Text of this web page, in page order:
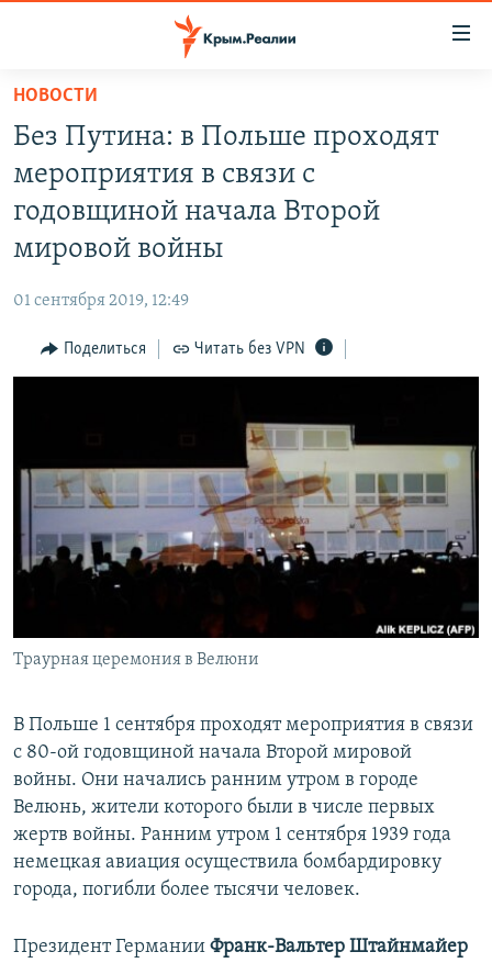
Вернуться
основному
содержанию
Вернутся
главной
Вернутся
поиску
СПЕЦПРОЕКТЫ
КАРТА ВОЕННЫХ ОБЪЕКТОВ КРЫМА
ВОДА
ИНТЕРАКТИВ
ИНФОГРАФИКА
ПРОПАВШИЕ БЕЗ ВЕСТИ
ПОБЕДИТЕЛЕЙ НЕ СУДЯТ?
КРЫМ.НЕПОКОРЕННЫЙ
УКРАИНСКАЯ ПРОБЛЕМА КРЫМА
РАДІО СВОБОДА
КАК ОБОЙТИ БЛОКИРОВКУ
ПРИСОЕДИНЯЙТЕСЬ!
Все сайты RFE/RL
НОВОСТИ
Без Путина: в Польше проходят
мероприятия в связи с
годовщиной начала Второй
мировой войны
01 сентября 2019, 12:49
Поделиться Читать без VPN
Траурная церемония в Велюни
В Польше 1 сентября проходят мероприятия в связи
с 80-ой годовщиной начала Второй мировой
войны. Они начались ранним утром в городе
Велюнь, жители которого были в числе первых
жертв войны. Ранним утром 1 сентября 1939 года
немецкая авиация осуществила бомбардировку
города, погибли более тысячи человек.
Президент Германии Франк-Вальтер Штайнмайер